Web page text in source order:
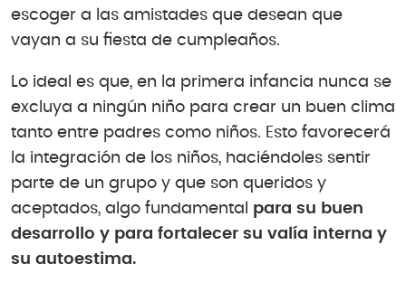
escoger a las amistades que desean que
vayan a su fiesta de cumpleaños.
Lo ideal es que, en la primera infancia nunca se
excluya a ningún niño para crear un buen clima
tanto entre padres como niños. Esto favorecerá
la integración de los niños, haciéndoles sentir
parte de un grupo y que son queridos y
aceptados, algo fundamental para su buen
desarrollo y para fortalecer su valía interna y
su autoestima.